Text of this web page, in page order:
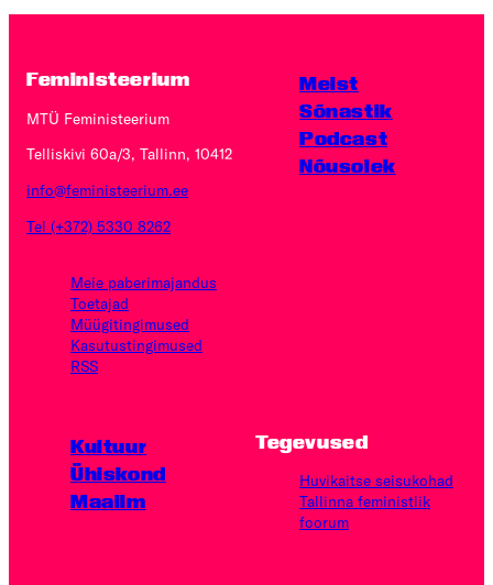
Feministeerium
MTÜ Feministeerium
Telliskivi 60a/3, Tallinn, 10412
info@feministeerium.ee
Tel (+372) 5330 8262
Meie paberimajandus
Toetajad
Müügitingimused
Kasutus­tingimused
RSS
Meist
Sõnastik
Podcast
Nõusolek
Kultuur
Ühiskond
Maailm
Tegevused
Huvikaitse seisukohad
Tallinna feministlik
foorum